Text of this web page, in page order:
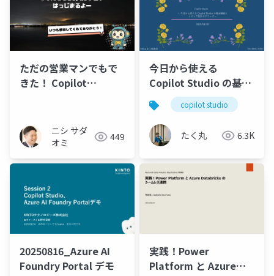
ただの営業マンでもで
きた！ Copilot
ントを 作ってみました
ニシ サダ
オミ
449
今日から使える
Copilot Studio の基本
機能と トピック設計テ
クニック
copilot studio
たく丸 6.3K
20250816_Azure AI
Foundry Portal デモ
実践！Power
Platform と Azure